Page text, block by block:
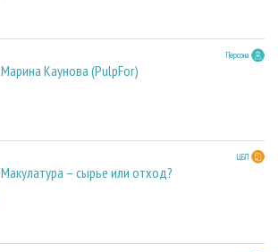
Персона
Марина Каунова (PulpFor)
ЦБП
Макулатура – сырье или отход?